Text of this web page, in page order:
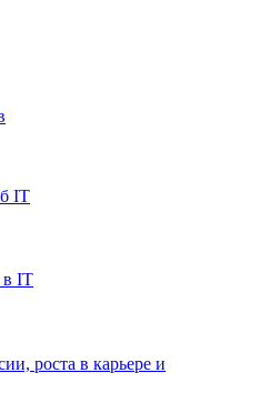
IT
в IT
роста в карьере и